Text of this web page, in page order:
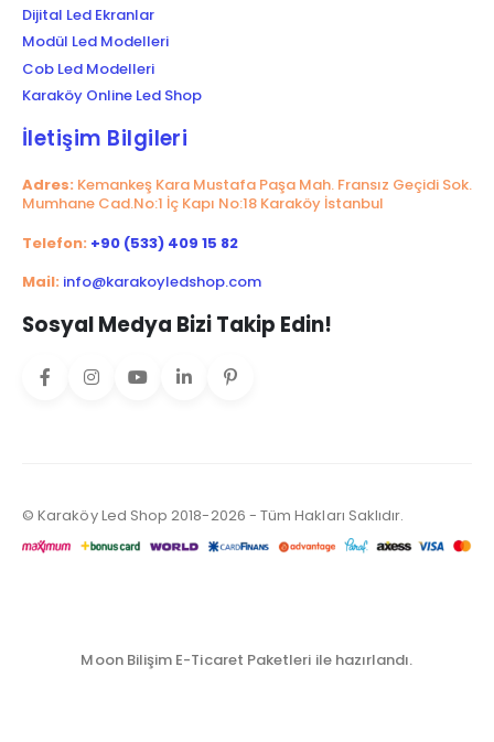
Dijital Led Ekranlar
Modül Led Modelleri
Cob Led Modelleri
Karaköy Online Led Shop
İletişim Bilgileri
Adres: Kemankeş Kara Mustafa Paşa Mah. Fransız Geçidi Sok.
Mumhane Cad.No:1 İç Kapı No:18 Karaköy İstanbul
Telefon: +90 (533) 409 15 82
Mail: info@karakoyledshop.com
Sosyal Medya Bizi Takip Edin!
© Karaköy Led Shop 2018-2026 - Tüm Hakları Saklıdır.
Moon Bilişim E-Ticaret Paketleri ile hazırlandı.